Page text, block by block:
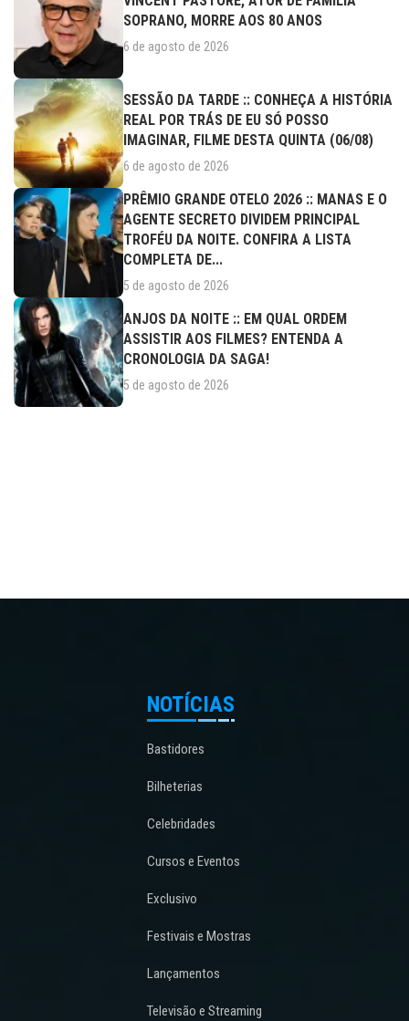
SOPRANO, MORRE AOS 80 ANOS
6 de agosto de 2026
SESSÃO DA TARDE :: CONHEÇA A HISTÓRIA
REAL POR TRÁS DE EU SÓ POSSO
IMAGINAR, FILME DESTA QUINTA (06/08)
6 de agosto de 2026
PRÊMIO GRANDE OTELO 2026 :: MANAS E O
AGENTE SECRETO DIVIDEM PRINCIPAL
TROFÉU DA NOITE. CONFIRA A LISTA
COMPLETA DE...
5 de agosto de 2026
ANJOS DA NOITE :: EM QUAL ORDEM
ASSISTIR AOS FILMES? ENTENDA A
CRONOLOGIA DA SAGA!
5 de agosto de 2026
NOTÍCIAS
Bastidores
Bilheterias
Celebridades
Cursos e Eventos
Exclusivo
Festivais e Mostras
Lançamentos
Televisão e Streaming